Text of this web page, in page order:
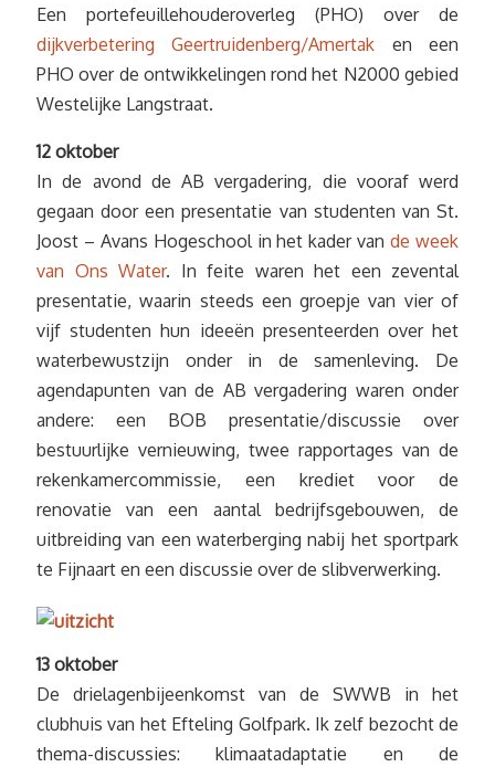
Een portefeuillehouderoverleg (PHO) over de
dijkverbetering Geertruidenberg/Amertak en een
PHO over de ontwikkelingen rond het N2000 gebied
Westelijke Langstraat.
12 oktober
In de avond de AB vergadering, die vooraf werd
gegaan door een presentatie van studenten van St.
Joost – Avans Hogeschool in het kader vande week
van Ons Water. In feite waren het een zevental
presentatie, waarin steeds een groepje van vier of
vijf studenten hun ideeën presenteerden over het
waterbewustzijn onder in de samenleving. De
agendapunten van de AB vergadering waren onder
andere: een BOB presentatie/discussie over
bestuurlijke vernieuwing, twee rapportages van de
rekenkamercommissie, een krediet voor de
renovatie van een aantal bedrijfsgebouwen, de
uitbreiding van een waterberging nabij het sportpark
te Fijnaart en een discussie over de slibverwerking.
13 oktober
De drielagenbijeenkomst van de SWWB in het
clubhuis van het Efteling Golfpark. Ik zelf bezocht de
thema-discussies: klimaatadaptatie en de